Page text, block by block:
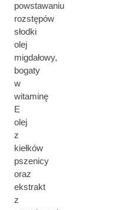
powstawaniu
rozstępów
słodki
olej
migdałowy,
bogaty
w
witaminę
E
olej
z
kiełków
pszenicy
oraz
ekstrakt
z